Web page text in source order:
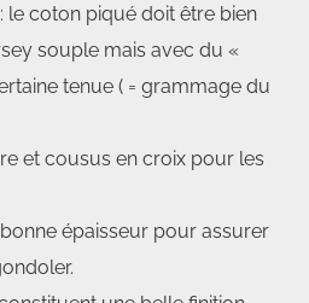
le coton piqué doit être bien
souple mais avec du «
tenue ( = grammage du
et cousus en croix pour les
épaisseur pour assurer